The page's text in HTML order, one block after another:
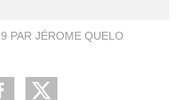
PAR JÉROME QUELO